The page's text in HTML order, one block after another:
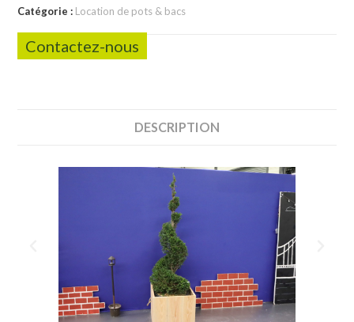
Catégorie : Location de pots & bacs
Contactez-nous
DESCRIPTION